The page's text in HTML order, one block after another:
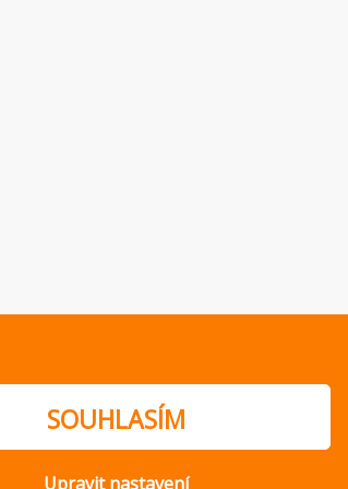
SOUHLASÍM
Upravit nastavení